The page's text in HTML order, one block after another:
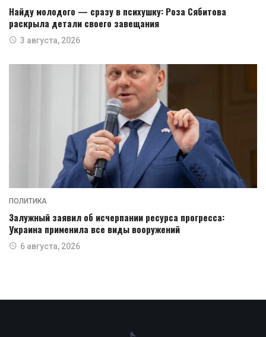
Найду молодого — сразу в психушку: Роза Сябитова
раскрыла детали своего завещания
3 августа, 2026
ПОЛИТИКА
Залужный заявил об исчерпании ресурса прогресса:
Украина применила все виды вооружений
6 августа, 2026